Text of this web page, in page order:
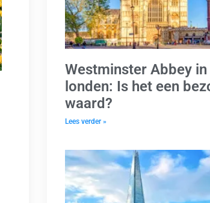
Westminster Abbey in
londen: Is het een
waard?
Lees verder »